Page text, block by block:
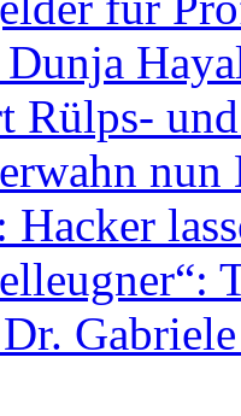
Rülps-
nun
Hacker